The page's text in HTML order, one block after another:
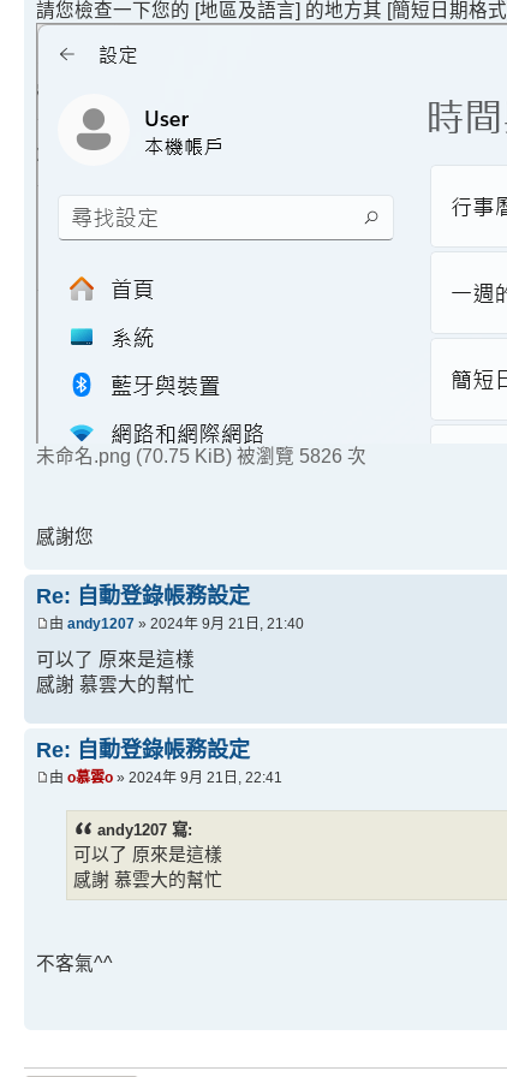
請您檢查一下您的 [地區及語言] 的地方其 [簡短日期格
未命名.png (70.75 KiB) 被瀏覽 5826 次
感謝您
Re: 自動登錄帳務設定
由 andy1207 » 2024年 9月 21日, 21:40
可以了 原來是這樣
感謝 慕雲大的幫忙
Re: 自動登錄帳務設定
由 o慕雲o » 2024年 9月 21日, 22:41
andy1207 寫:
可以了 原來是這樣
感謝 慕雲大的幫忙
不客氣^^